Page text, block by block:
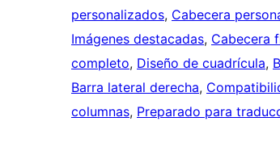
personalizados, Cabecera
Imágenes destacadas, Cabecera
completo, Diseño de cuadrícula,
Barra lateral derecha,
columnas, Preparado para